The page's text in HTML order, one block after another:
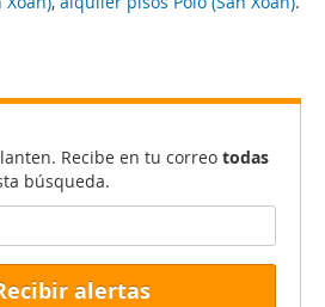
Recibe en tu correo todas
búsqueda.
alertas